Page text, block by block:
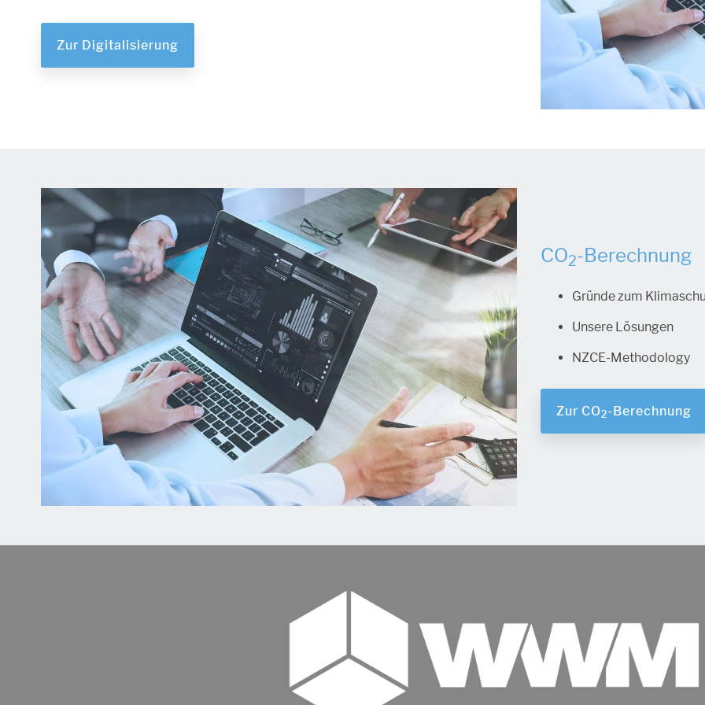
Zur Digitalisierung
CO2-Berechnung
Gründe zum
Unsere Lösungen
NZCE-Methodology
Zur CO2-Berechnung